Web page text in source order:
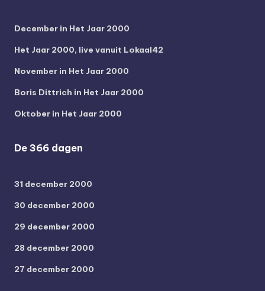
December in Het Jaar 2000
Het Jaar 2000, live vanuit Lokaal42
November in Het Jaar 2000
Boris Dittrich in Het Jaar 2000
Oktober in Het Jaar 2000
De 366 dagen
31 december 2000
30 december 2000
29 december 2000
28 december 2000
27 december 2000